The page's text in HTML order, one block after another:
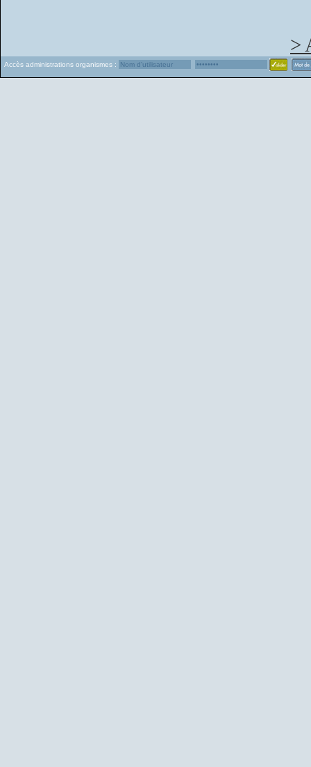
>
Accès administrations organismes :